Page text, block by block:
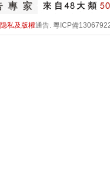
隐私及版權通告. 粵ICP備